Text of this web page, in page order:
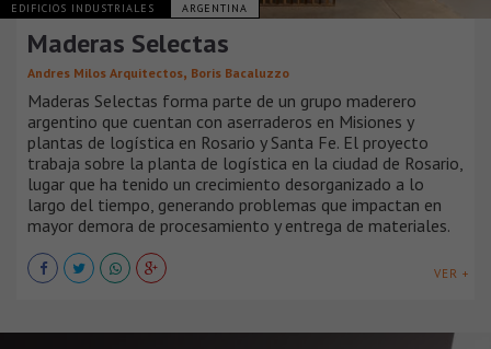
EDIFICIOS INDUSTRIALES ARGENTINA
Maderas Selectas
Andres Milos Arquitectos, Boris Bacaluzzo
Maderas Selectas forma parte de un grupo maderero
argentino que cuentan con aserraderos en Misiones y
plantas de logística en Rosario y Santa Fe. El proyecto
trabaja sobre la planta de logística en la ciudad de Rosario,
lugar que ha tenido un crecimiento desorganizado a lo
largo del tiempo, generando problemas que impactan en
mayor demora de procesamiento y entrega de materiales.
VER +